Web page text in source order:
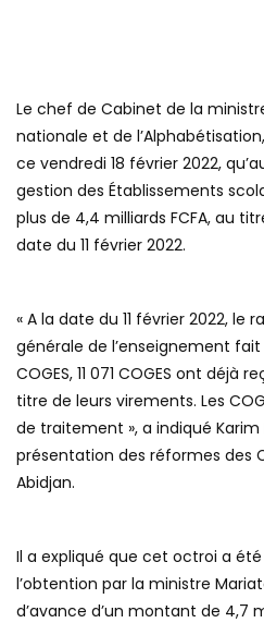
Le chef de Cabinet de la
nationale et de
ce vendredi 18 février 2022,
gestion des Établissements
plus de 4,4 milliards FCFA, au
date du 11 février 2022.
« A la date du 11 février 2022, le
générale de l’enseignement fait
COGES, 11 071 COGES ont déjà
titre de leurs virements. Les
de traitement », a indiqué Karim
présentation des réformes des
Abidjan.
Il a expliqué que cet octroi a
l’obtention par la ministre
d’avance d’un montant de 4,7